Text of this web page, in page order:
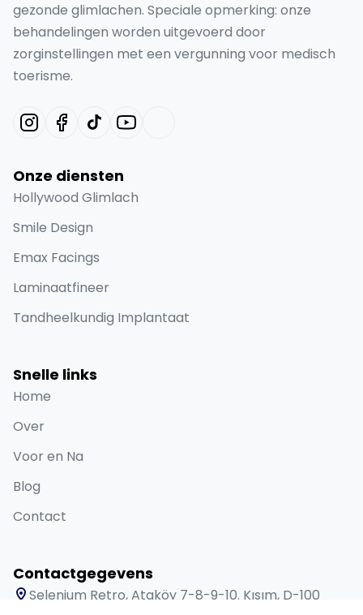
gezonde glimlachen. Speciale opmerking: onze
behandelingen worden uitgevoerd door
zorginstellingen met een vergunning voor medisch
toerisme.
Onze diensten
Hollywood Glimlach
Smile Design
Emax Facings
Laminaatfineer
Tandheelkundig Implantaat
Snelle links
Home
Over
Voor en Na
Blog
Contact
Contactgegevens
Selenium Retro, Ataköy 7-8-9-10. Kısım, D-100